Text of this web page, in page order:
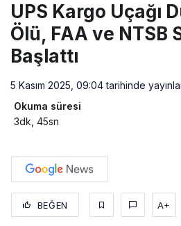
UPS Kargo Uçağı
Ölü, FAA ve NTSB
Başlattı
5 Kasım 2025, 09:04tarihinde
Okuma süresi
3dk, 45sn
BEĞEN A+